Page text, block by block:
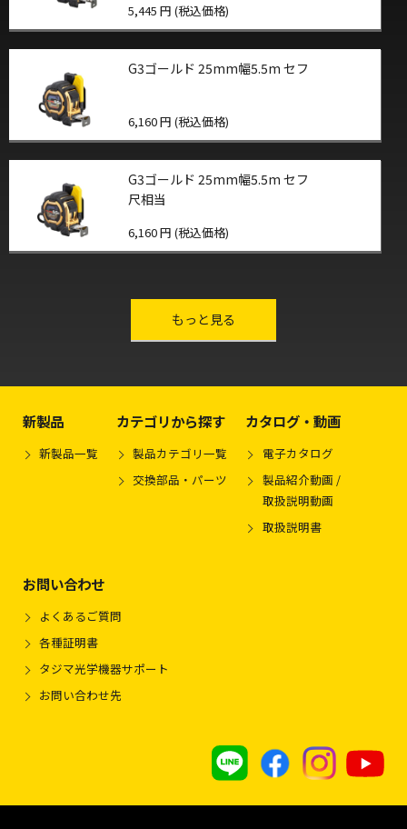
5,445 円 (税込価格)
G3ゴールド 25mm幅5.5m セフ
6,160 円 (税込価格)
G3ゴールド 25mm幅5.5m セフ
尺相当
6,160 円 (税込価格)
もっと見る
新製品
新製品一覧
カテゴリから探す
製品カテゴリ一覧
交換部品・パーツ
カタログ・動画
電子カタログ
製品紹介動画 /
取扱説明動画
取扱説明書
お問い合わせ
よくあるご質問
各種証明書
タジマ光学機器サポート
お問い合わせ先